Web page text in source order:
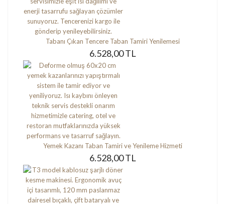
Tabanı Çıkan Tencere Taban Tamiri Yenilemesi
6.528,00 TL
Yemek Kazanı Taban Tamiri ve Yenileme Hizmeti
6.528,00 TL